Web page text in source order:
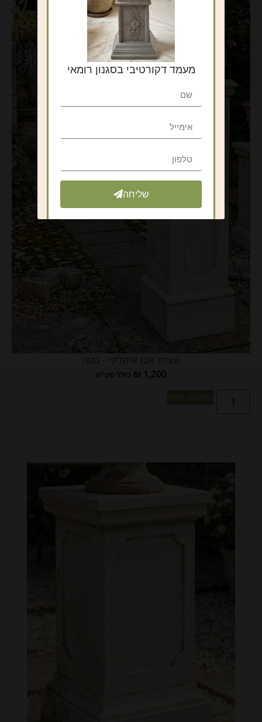
מעמד אבן איטלקי – גבוה
₪ 1,200 כולל מע"מ
מעמד דקורטיבי בסגנון רומאי
שליחה